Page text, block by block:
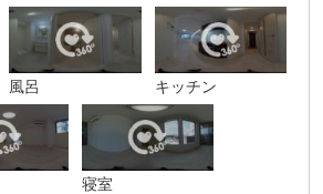
風呂 キッチン
寝室